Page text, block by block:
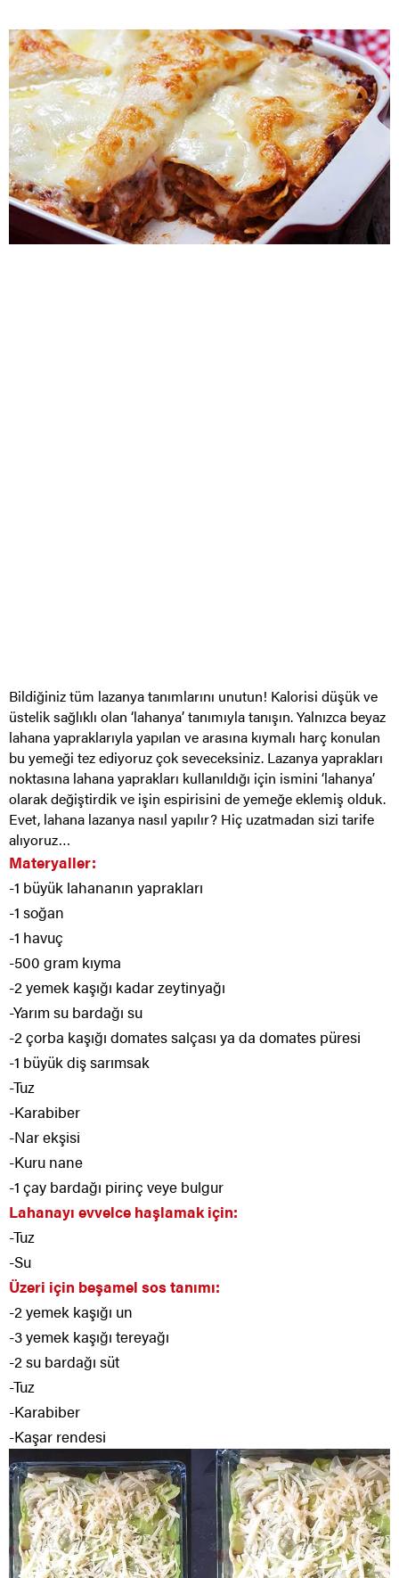
Bildiğiniz tüm lazanya tanımlarını unutun! Kalorisi düşük ve
üstelik sağlıklı olan ‘lahanya’ tanımıyla tanışın. Yalnızca beyaz
lahana yapraklarıyla yapılan ve arasına kıymalı harç konulan
bu yemeği tez ediyoruz çok seveceksiniz. Lazanya yaprakları
noktasına lahana yaprakları kullanıldığı için ismini ‘lahanya’
olarak değiştirdik ve işin espirisini de yemeğe eklemiş olduk.
Evet, lahana lazanya nasıl yapılır? Hiç uzatmadan sizi tarife
alıyoruz…
Materyaller:
-1 büyük lahananın yaprakları
-1 soğan
-1 havuç
-500 gram kıyma
-2 yemek kaşığı kadar zeytinyağı
-Yarım su bardağı su
-2 çorba kaşığı domates salçası ya da domates püresi
-1 büyük diş sarımsak
-Tuz
-Karabiber
-Nar ekşisi
-Kuru nane
-1 çay bardağı pirinç veye bulgur
Lahanayı evvelce haşlamak için:
-Tuz
-Su
Üzeri için beşamel sos tanımı:
-2 yemek kaşığı un
-3 yemek kaşığı tereyağı
-2 su bardağı süt
-Tuz
-Karabiber
-Kaşar rendesi